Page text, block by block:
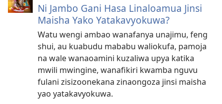
Ni Jambo Gani Hasa Linaloamua Jinsi
Maisha Yako Yatakavyokuwa?
Watu wengi ambao wanafanya unajimu, feng
shui, au kuabudu mababu waliokufa, pamoja
na wale wanaoamini kuzaliwa upya katika
mwili mwingine, wanafikiri kwamba nguvu
fulani zisizoonekana zinaongoza jinsi maisha
yao yatakavyokuwa.